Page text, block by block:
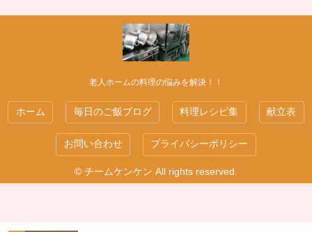
老人ホームの料理の悩みを解決！！
ホーム 毎日のご飯ブログ 料理レシピ集 献立表
お問い合わせ プライバシーポリシー
© チームケンケン All rights reserved.